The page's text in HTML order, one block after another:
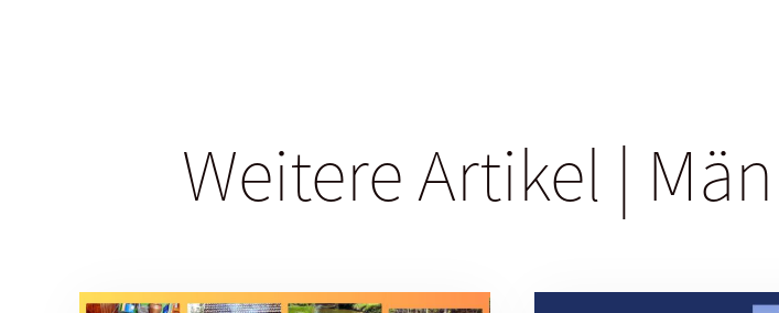
Weitere Artikel |